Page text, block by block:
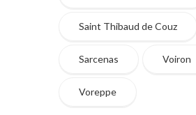
Saint Thibaud de Couz
Sarcenas Voiron
Voreppe